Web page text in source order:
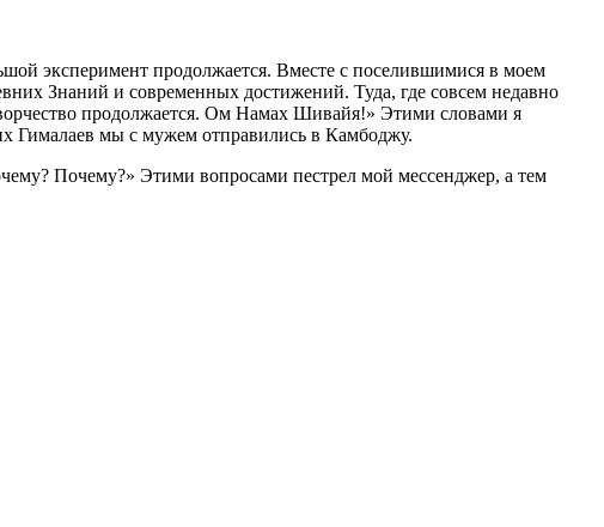
эксперимент продолжается. Вместе с поселившимися в моем
Знаний и современных достижений. Туда, где совсем недавно
продолжается. Ом Намах Шивайя!» Этими словами я
Гималаев мы с мужем отправились в Камбоджу.
Почему?» Этими вопросами пестрел мой мессенджер, а тем